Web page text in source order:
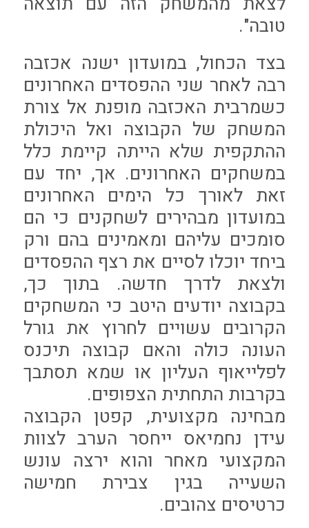
טובה".
בצד הכחול, במועדון ישנה אכזבה
רבה לאחר שני ההפסדים האחרונים
כשמרבית האכזבה מופנת אל צורת
המשחק של הקבוצה ואל היכולת
ההתקפית שלא הייתה קיימת כלל
במשחקים האחרונים. אך, יחד עם
זאת לאורך כל הימים האחרונים
במועדון מבהירים לשחקנים כי הם
סומכים עליהם ומאמינים בהם ורק
ביחד יוכלו לסיים את רצף ההפסדים
ולצאת לדרך חדשה. בתוך כך,
בקבוצה יודעים היטב כי המשחקים
הקרובים עשויים לחרוץ את גורל
העונה כולה והאם קבוצה תיכנס
לפלייאוף העליון או שמא תסתבך
בקרבות התחתית הצפופים.
מבחינה מקצועית, קפטן הקבוצה
עידן נחמיאס ייחסר הערב לצוות
המקצועי מאחר והוא ירצה עונש
השעייה בגין צבירת חמישה
כרטיסים צהובים.